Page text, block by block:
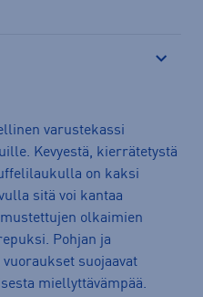
varustekassi
Kevyestä, kierrätetystä
on kaksi
sitä voi kantaa
olkaimien
Pohjan ja
suojaavat
miellyttävämpää.